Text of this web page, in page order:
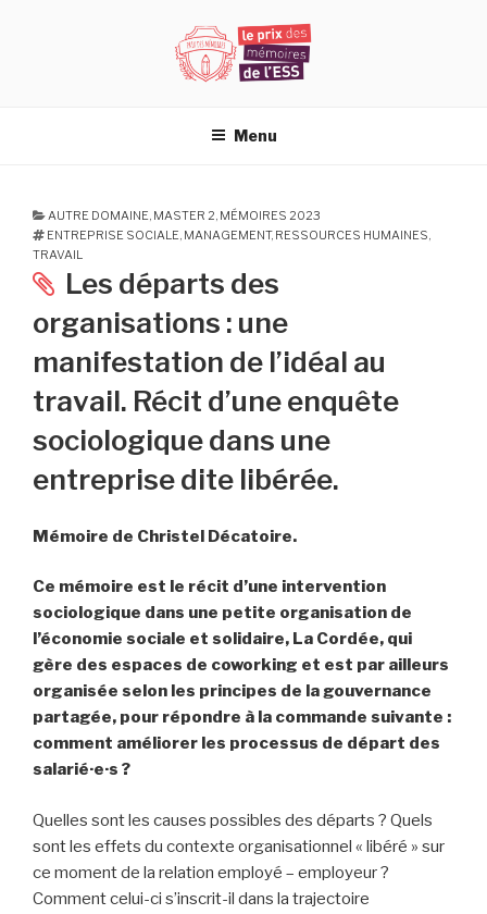
Menu
AUTRE DOMAINE, MASTER 2, MÉMOIRES 2023
ENTREPRISE SOCIALE, MANAGEMENT, RESSOURCES HUMAINES,
TRAVAIL
Les départs des
organisations : une
manifestation de l’idéal au
travail. Récit d’une enquête
sociologique dans une
entreprise dite libérée.
Mémoire de Christel Décatoire.
Ce mémoire est le récit d’une intervention
sociologique dans une petite organisation de
l’économie sociale et solidaire, La Cordée, qui
gère des espaces de coworking et est par ailleurs
organisée selon les principes de la gouvernance
partagée, pour répondre à la commande suivante :
comment améliorer les processus de départ des
salarié·e·s ?
Quelles sont les causes possibles des départs ? Quels
sont les effets du contexte organisationnel « libéré » sur
ce moment de la relation employé – employeur ?
Comment celui-ci s’inscrit-il dans la trajectoire